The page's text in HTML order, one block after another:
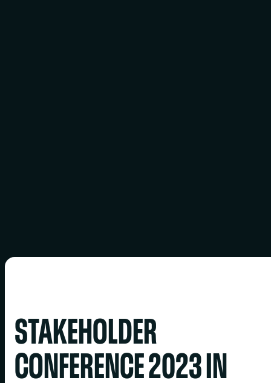
STAKEHOLDER
CONFERENCE 2023 IN